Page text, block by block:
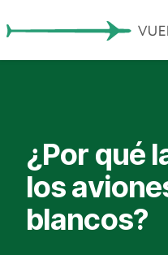
¿Por qué
los
blancos?